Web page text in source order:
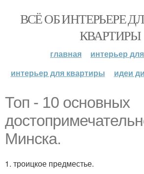
ВСЁ ОБ ИНТЕРЬЕРЕ
КВАРТИРЫ
главная
интерьер
интерьер для квартиры
идеи
Топ - 10 основных
Минска.
1. троицкое предместье.